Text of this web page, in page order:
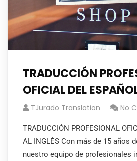
TRADUCCIÓN
OFICIAL DEL
TJurado Translation No
TRADUCCIÓN PROFESIONAL
AL INGLÉS Con más de 15 años
nuestro equipo de profesionales